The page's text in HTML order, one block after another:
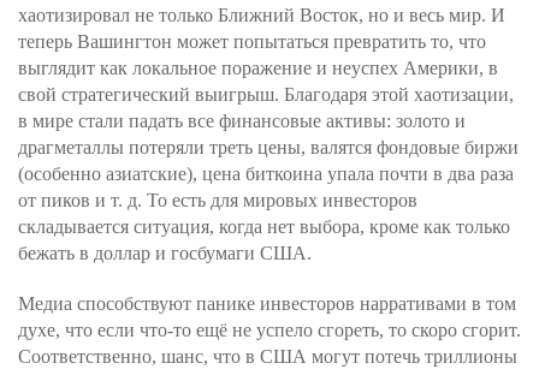
хаотизировал не только Ближний Восток, но и весь мир. И
теперь Вашингтон может попытаться превратить то, что
выглядит как локальное поражение и неуспех Америки, в
свой стратегический выигрыш. Благодаря этой хаотизации,
в мире стали падать все финансовые активы: золото и
драгметаллы потеряли треть цены, валятся фондовые биржи
(особенно азиатские), цена биткоина упала почти в два раза
от пиков и т. д. То есть для мировых инвесторов
складывается ситуация, когда нет выбора, кроме как только
бежать в доллар и госбумаги США.
Медиа способствуют панике инвесторов нарративами в том
духе, что если что-то ещё не успело сгореть, то скоро сгорит.
Соответственно, шанс, что в США могут потечь триллионы